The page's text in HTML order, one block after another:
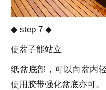
◆ step 7 ◆
使盆子能站立
纸盆底部，可以向盆内
使用胶带强化盆底亦可。